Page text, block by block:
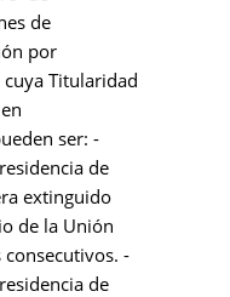
de
por
Titularidad
ser: -
de
extinguido
de la Unión
-
de